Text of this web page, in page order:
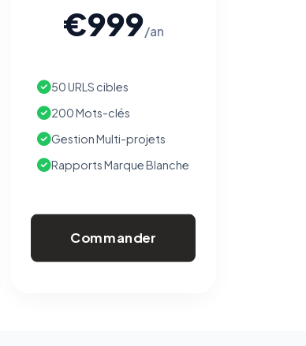
€999/an
50 URLS cibles
200 Mots-clés
Gestion Multi-projets
Rapports Marque Blanche
Commander